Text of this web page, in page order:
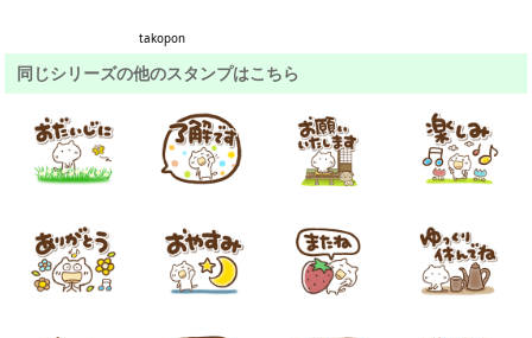
takopon
同じシリーズの他のスタンプはこちら